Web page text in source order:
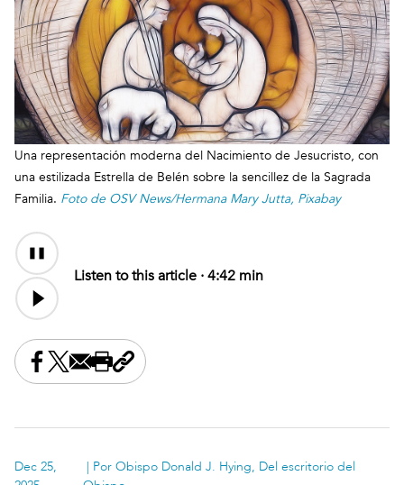
Una representación moderna del Nacimiento de Jesucristo, con
una estilizada Estrella de Belén sobre la sencillez de la Sagrada
Familia. Foto de OSV News/Hermana Mary Jutta, Pixabay
Audio
Content
Listen to this article ·4:42 min
Share this on Facebook
Share this on X
Share this by email
Print this page
Copy the page address
Dec 25,
| Por Obispo Donald J. Hying, Del escritorio del